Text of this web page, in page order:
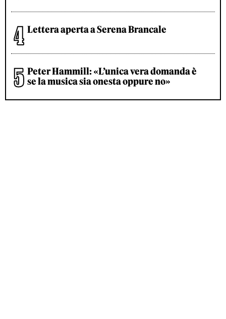
Lettera aperta a Serena Brancale
Peter Hammill: «L’unica vera domanda è
se la musica sia onesta oppure no»